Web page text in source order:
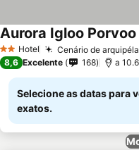
2 Estrelas
Hotel Cenário de
Aurora Igloo Porvoo
8,6 Excelente 168 a
Selecione as datas para
exatos.